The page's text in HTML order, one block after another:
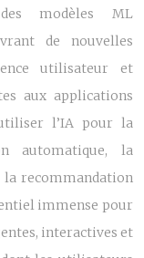
des modèles ML
de nouvelles
utilisateur et
aux applications
l’IA pour la
automatique, la
la recommandation
immense pour
interactives et